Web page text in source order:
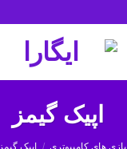
اپیک گیمز